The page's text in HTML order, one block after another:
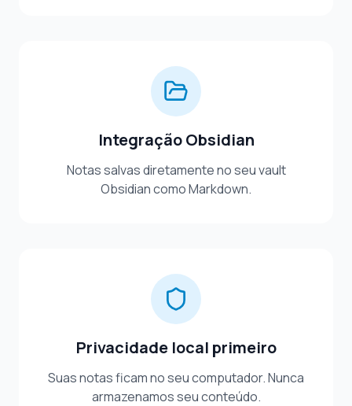
Integração Obsidian
Notas salvas diretamente no seu vault
Obsidian como Markdown.
Privacidade local primeiro
Suas notas ficam no seu computador. Nunca
armazenamos seu conteúdo.